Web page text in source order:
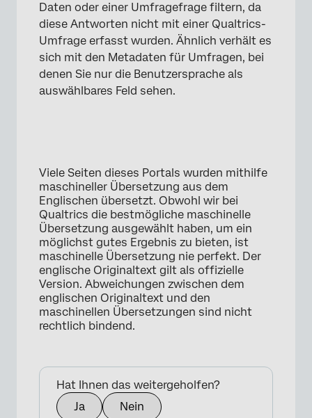
×
Daten oder einer Umfragefrage filtern, da
diese Antworten nicht mit einer Qualtrics-
Umfrage erfasst wurden. Ähnlich verhält es
sich mit den Metadaten für Umfragen, bei
denen Sie nur die Benutzersprache als
auswählbares Feld sehen.
Viele Seiten dieses Portals wurden mithilfe
maschineller Übersetzung aus dem
Englischen übersetzt. Obwohl wir bei
Qualtrics die bestmögliche maschinelle
Übersetzung ausgewählt haben, um ein
möglichst gutes Ergebnis zu bieten, ist
maschinelle Übersetzung nie perfekt. Der
englische Originaltext gilt als offizielle
Version. Abweichungen zwischen dem
englischen Originaltext und den
maschinellen Übersetzungen sind nicht
rechtlich bindend.
Hat Ihnen das weitergeholfen?
Ja
Nein